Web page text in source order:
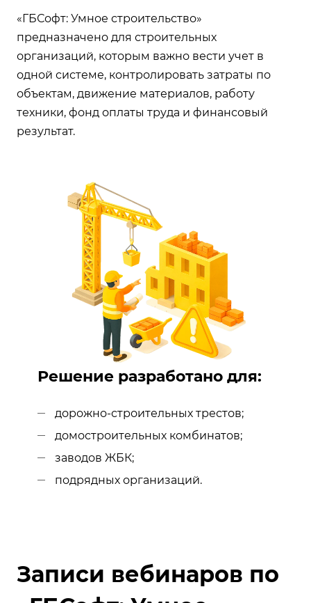
«ГБСофт: Умное строительство»
предназначено для строительных
организаций, которым важно вести учет в
одной системе, контролировать затраты по
объектам, движение материалов, работу
техники, фонд оплаты труда и финансовый
результат.
Решение разработано для:
дорожно-строительных трестов;
домостроительных комбинатов;
заводов ЖБК;
подрядных организаций.
Записи вебинаров по